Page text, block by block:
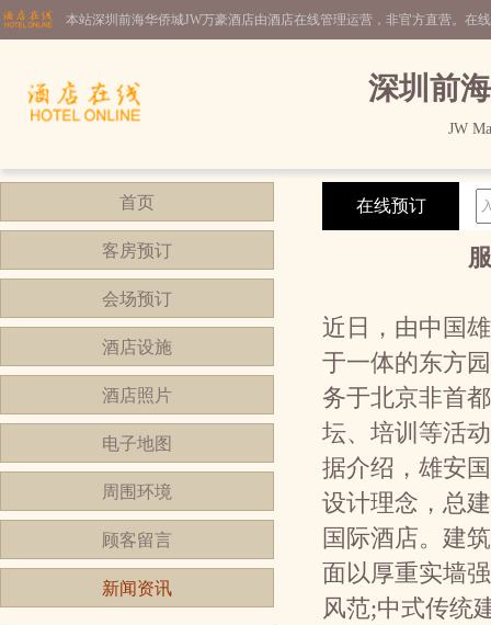
本站深圳前海华侨城JW万豪酒店由酒店在线管理运营，非官方直营。在
深圳前
JW
首页
客房预订
会场预订
酒店设施
酒店照片
电子地图
周围环境
顾客留言
新闻资讯
在线预订
近日，由中国
于一体的东方
务于北京非首
坛、培训等活
据介绍，雄安
设计理念，总
国际酒店。建
面以厚重实墙
风范;中式传统